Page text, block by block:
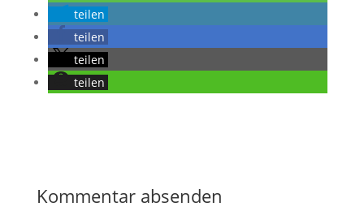
teilen
teilen
teilen
teilen
Kommentar absenden